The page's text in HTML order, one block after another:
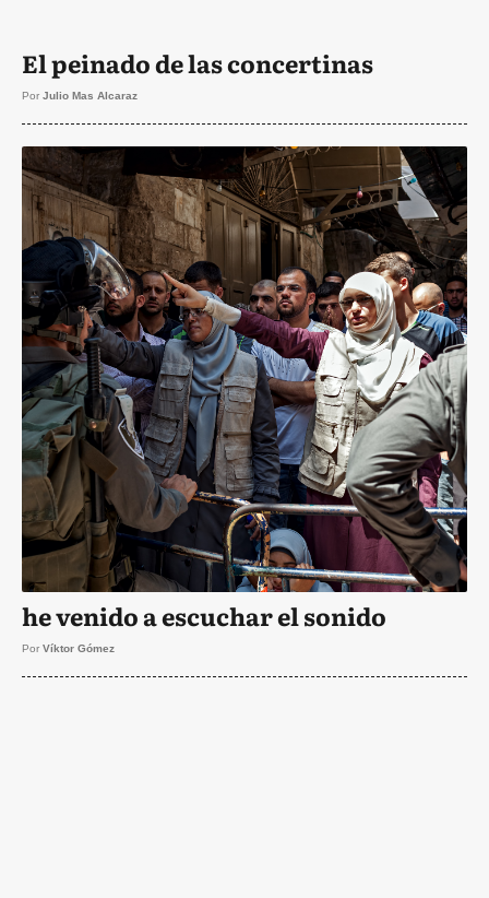
El peinado de las concertinas
Por Julio Mas Alcaraz
he venido a escuchar el sonido
Por Víktor Gómez